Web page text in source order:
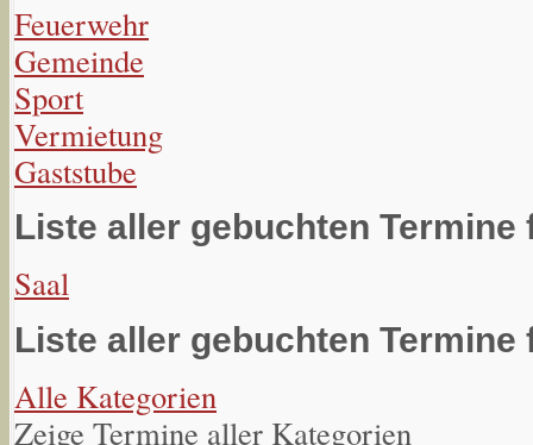
Feuerwehr
Gemeinde
Sport
Vermietung
Gaststube
Liste aller gebuchten
Saal
Liste aller gebuchten Termine
Alle Kategorien
Zeige Termine aller Kategorien